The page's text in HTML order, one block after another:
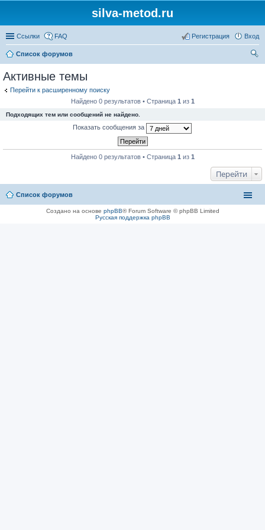
silva-metod.ru
Ссылки FAQ Вход
Регистрация
Список форумов
Активные темы
Перейти к расширенному поиску
Найдено 0 результатов • Страница 1 из 1
Подходящих тем или сообщений не найдено.
Показать сообщения за
Найдено 0 результатов • Страница 1 из 1
Перейти
Список форумов
Создано на основе phpBB® Forum Software © phpBB Limited
Русская поддержка phpBB